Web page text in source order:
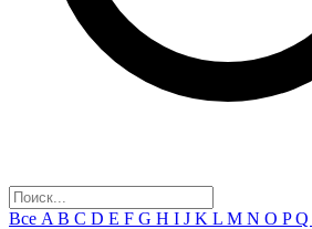
Все A B C D E F G H I J K L M N O PQ